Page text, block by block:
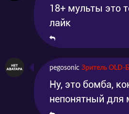
18+ мульты это
лайк
pegosonic Зритель OLD-
Ну, это бомба,
непонятный для